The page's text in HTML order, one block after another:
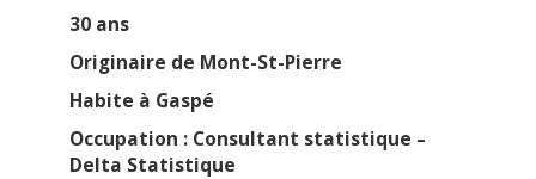
30 ans
Originaire de Mont-St-Pierre
Habite à Gaspé
Occupation : Consultant statistique –
Delta Statistique